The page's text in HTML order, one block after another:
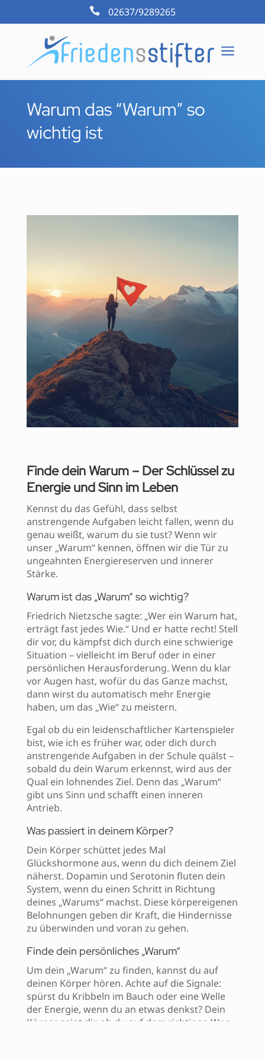
 02637/9289265
a
Warum das “Warum” so
wichtig ist
Finde dein Warum – Der Schlüssel zu
Energie und Sinn im Leben
Kennst du das Gefühl, dass selbst
anstrengende Aufgaben leicht fallen, wenn du
genau weißt, warum du sie tust? Wenn wir
unser „Warum“ kennen, öffnen wir die Tür zu
ungeahnten Energiereserven und innerer
Stärke.
Warum ist das „Warum“ so wichtig?
Friedrich Nietzsche sagte: „Wer ein Warum hat,
erträgt fast jedes Wie.“ Und er hatte recht! Stell
dir vor, du kämpfst dich durch eine schwierige
Situation – vielleicht im Beruf oder in einer
persönlichen Herausforderung. Wenn du klar
vor Augen hast, wofür du das Ganze machst,
dann wirst du automatisch mehr Energie
haben, um das „Wie“ zu meistern.
Egal ob du ein leidenschaftlicher Kartenspieler
bist, wie ich es früher war, oder dich durch
anstrengende Aufgaben in der Schule quälst –
sobald du dein Warum erkennst, wird aus der
Qual ein lohnendes Ziel. Denn das „Warum“
gibt uns Sinn und schafft einen inneren
Antrieb.
Was passiert in deinem Körper?
Dein Körper schüttet jedes Mal
Glückshormone aus, wenn du dich deinem Ziel
näherst. Dopamin und Serotonin fluten dein
System, wenn du einen Schritt in Richtung
deines „Warums“ machst. Diese körpereigenen
Belohnungen geben dir Kraft, die Hindernisse
zu überwinden und voran zu gehen.
Finde dein persönliches „Warum“
Um dein „Warum“ zu finden, kannst du auf
deinen Körper hören. Achte auf die Signale:
spürst du Kribbeln im Bauch oder eine Welle
der Energie, wenn du an etwas denkst? Dein
Körper zeigt dir, ob du auf dem richtigen Weg